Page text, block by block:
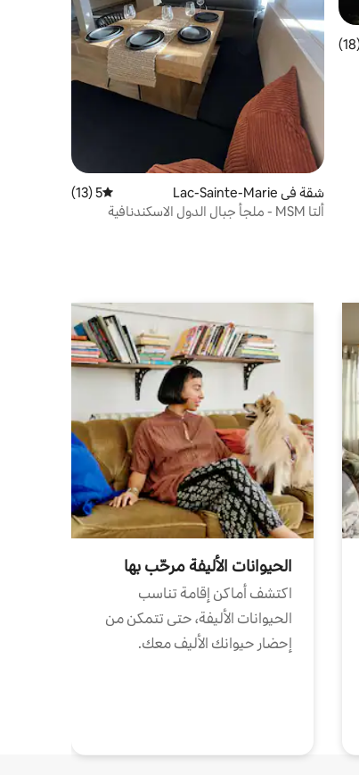
5، 18 مراجعات
شقة في Lac-Sainte-Marie متوسط التقييم 5 من 5، 13 مراجعات
5 (13)
ألتا MSM - ملجأ جبال الدول الاسكندنافية
الحيوانات الأليفة مرحّب بها
اكتشف أماكن إقامة تناسب
الحيوانات الأليفة، حتى تتمكن من
إحضار حيوانك الأليف معك.